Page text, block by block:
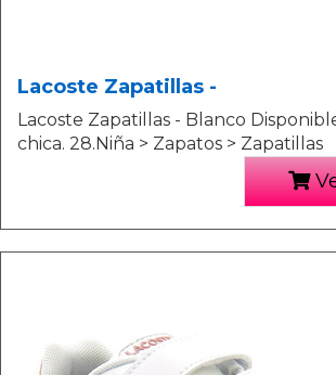
Lacoste Zapatillas -
Lacoste Zapatillas - Blanco
chica. 28.Niña > Zapatos > Zapatillas